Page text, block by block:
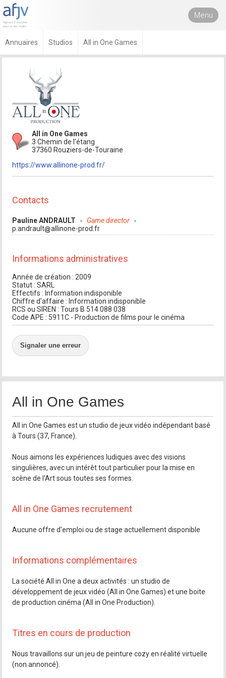
Menu
Annuaires Studios All in One Games
All in One Games
3 Chemin de l'étang
37360 Rouziers-de-Touraine
https://www.allinone-prod.fr/
Contacts
Pauline ANDRAULT
Game director
p.andrault
allinone-prod.fr
Informations administratives
Année de création : 2009
Statut : SARL
Effectifs : Information indisponible
Chiffre d'affaire : Information indisponible
RCS ou SIREN : Tours B 514 088 038
Code APE : 5911C - Production de films pour le cinéma
Signaler une erreur
All in One Games
All in One Games est un studio de jeux vidéo indépendant basé
à Tours (37, France).
Nous aimons les expériences ludiques avec des visions
singulières, avec un intérêt tout particulier pour la mise en
scène de l'Art sous toutes ses formes.
All in One Games recrutement
Aucune offre d'emploi ou de stage actuellement disponible
Informations complémentaires
La société All in One a deux activités : un studio de
développement de jeux vidéo (All in One Games) et une boite
de production cinéma (All in One Production).
Titres en cours de production
Nous travaillons sur un jeu de peinture cozy en réalité virtuelle
(non annoncé).